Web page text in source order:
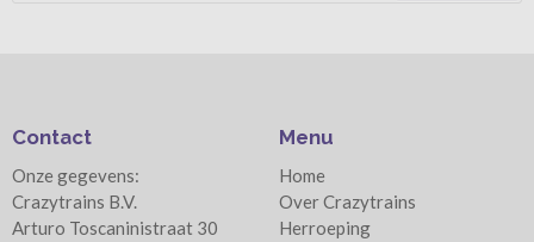
Menu
Home
Over Crazytrains
Herroeping
Contact
Onze gegevens:
Crazytrains B.V.
Arturo Toscaninistraat 30